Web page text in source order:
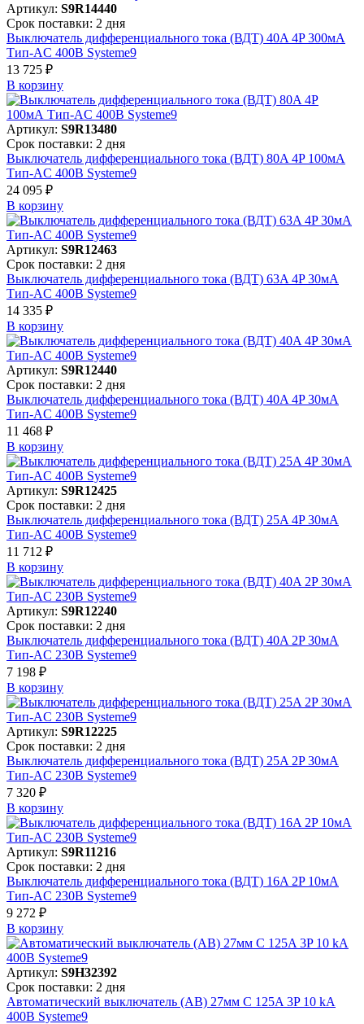
Артикул: S9R14440
Срок поставки: 2 дня
Выключатель дифференциального тока (ВДТ) 40A 4P 300мА
Тип-AC 400В Systeme9
13 725 ₽
В корзинy
Артикул: S9R13480
Срок поставки: 2 дня
Выключатель дифференциального тока (ВДТ) 80A 4P 100мА
Тип-AC 400В Systeme9
24 095 ₽
В корзинy
Артикул: S9R12463
Срок поставки: 2 дня
Выключатель дифференциального тока (ВДТ) 63A 4P 30мА
Тип-AC 400В Systeme9
14 335 ₽
В корзинy
Артикул: S9R12440
Срок поставки: 2 дня
Выключатель дифференциального тока (ВДТ) 40A 4P 30мА
Тип-AC 400В Systeme9
11 468 ₽
В корзинy
Артикул: S9R12425
Срок поставки: 2 дня
Выключатель дифференциального тока (ВДТ) 25A 4P 30мА
Тип-AC 400В Systeme9
11 712 ₽
В корзинy
Артикул: S9R12240
Срок поставки: 2 дня
Выключатель дифференциального тока (ВДТ) 40A 2P 30мА
Тип-AC 230В Systeme9
7 198 ₽
В корзинy
Артикул: S9R12225
Срок поставки: 2 дня
Выключатель дифференциального тока (ВДТ) 25A 2P 30мА
Тип-AC 230В Systeme9
7 320 ₽
В корзинy
Артикул: S9R11216
Срок поставки: 2 дня
Выключатель дифференциального тока (ВДТ) 16A 2P 10мА
Тип-AC 230В Systeme9
9 272 ₽
В корзинy
Артикул: S9H32392
Срок поставки: 2 дня
Автоматический выключатель (АВ) 27мм C 125A 3P 10 kA
400В Systeme9